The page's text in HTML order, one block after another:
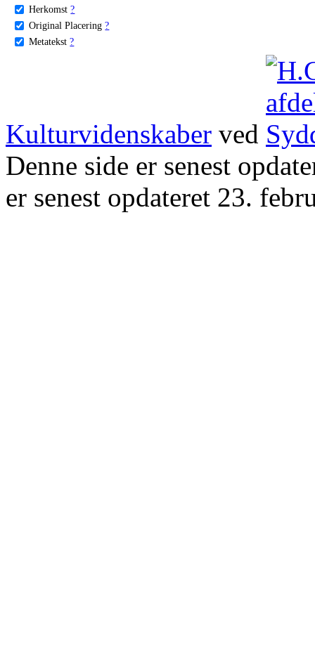
Herkomst ?
Original Placering ?
Metatekst ?
Kulturvidenskaber ved
Denne side er senest
er senest opdateret 23.